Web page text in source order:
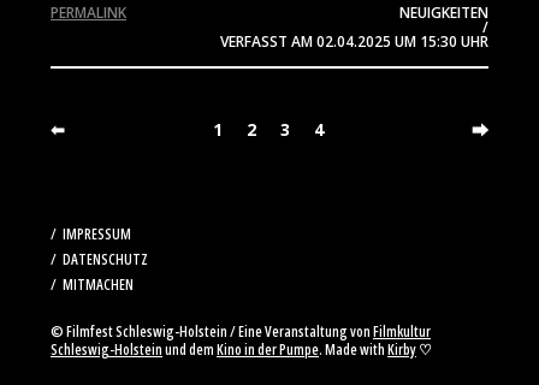
NEUIGKEITEN
/
VERFASST AM02.04.2025 UM 15:30 UHR
PERMALINK
⬅ 1 2 3 4 ⮕
IMPRESSUM
DATENSCHUTZ
MITMACHEN
© Filmfest Schleswig-Holstein / Eine Veranstaltung vonFilmkultur
Schleswig-Holsteinund demKino in der Pumpe. Made withKirby♡